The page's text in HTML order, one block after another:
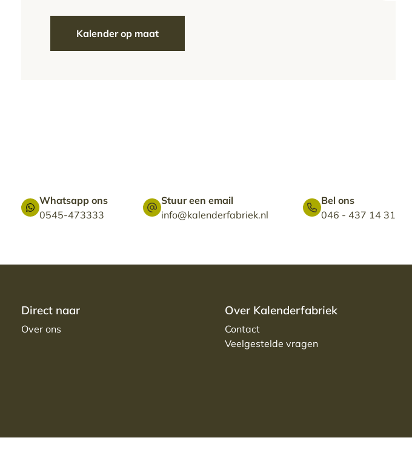
Kalender op maat
Whatsapp ons
0545-473333
Stuur een email
info@kalenderfabriek.nl
Bel ons
046 - 437 14 31
Direct naar
Over ons
Over Kalenderfabriek
Contact
Veelgestelde vragen